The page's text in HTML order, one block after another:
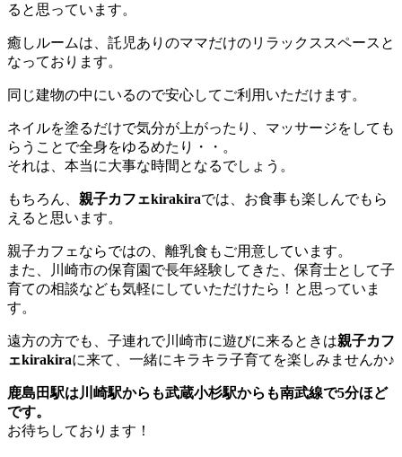
ると思っています。
癒しルームは、託児ありのママだけのリラックススペースと
なっております。
同じ建物の中にいるので安心してご利用いただけます。
ネイルを塗るだけで気分が上がったり、マッサージをしても
らうことで全身をゆるめたり・・。
それは、本当に大事な時間となるでしょう。
もちろん、 親子カフェkirakiraでは、お食事も楽しんでもら
えると思います。
親子カフェならではの、離乳食もご用意しています。
また、川崎市の保育園で長年経験してきた、保育士として子
育ての相談なども気軽にしていただけたら！と思っていま
す。
遠方の方でも、子連れで川崎市に遊びに来るときは親子カフ
ェkirakiraに来て、一緒にキラキラ子育てを楽しみませんか♪
鹿島田駅は川崎駅からも武蔵小杉駅からも南武線で5分ほど
です。
お待ちしております！